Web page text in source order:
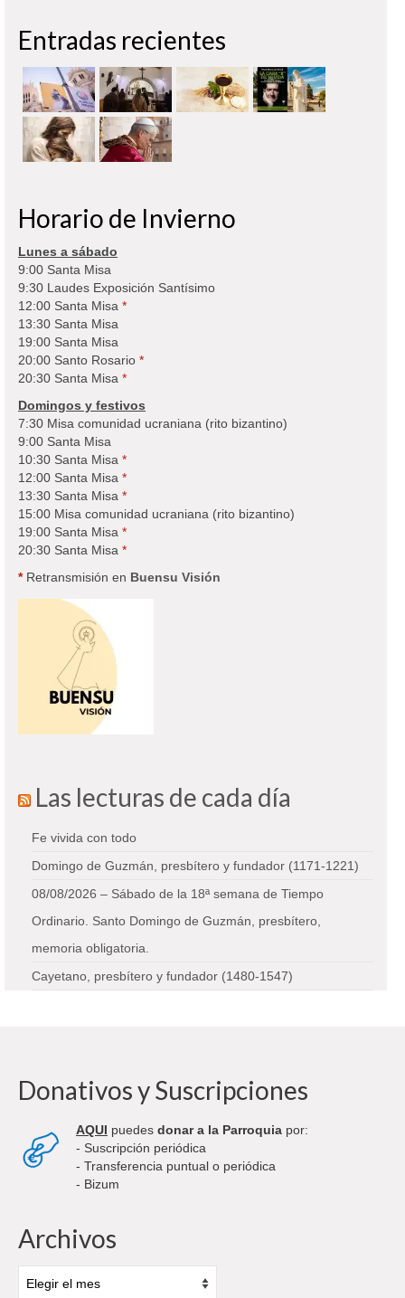
Entradas recientes
Horario de Invierno
Lunes a sábado
9:00 Santa Misa
9:30 Laudes Exposición Santísimo
12:00 Santa Misa *
13:30 Santa Misa
19:00 Santa Misa
20:00 Santo Rosario *
20:30 Santa Misa *
Domingos y festivos
7:30 Misa comunidad ucraniana (rito bizantino)
9:00 Santa Misa
10:30 Santa Misa *
12:00 Santa Misa *
13:30 Santa Misa *
15:00 Misa comunidad ucraniana (rito bizantino)
19:00 Santa Misa *
20:30 Santa Misa *
*Retransmisión en Buensu Visión
Las lecturas de cada día
Fe vivida con todo
Domingo de Guzmán, presbítero y fundador (1171-1221)
08/08/2026 – Sábado de la 18ª semana de Tiempo
Ordinario. Santo Domingo de Guzmán, presbítero,
memoria obligatoria.
Cayetano, presbítero y fundador (1480-1547)
Donativos y Suscripciones
AQUI puedes donar a la Parroquia por:
- Suscripción periódica
- Transferencia puntual o periódica
- Bizum
Archivos